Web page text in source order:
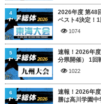
2026年度 第48
ベスト4決定！
1074
4
速報！2026年
分県開催） 1回
1022
5
速報！2026年
勝は高川学園
6